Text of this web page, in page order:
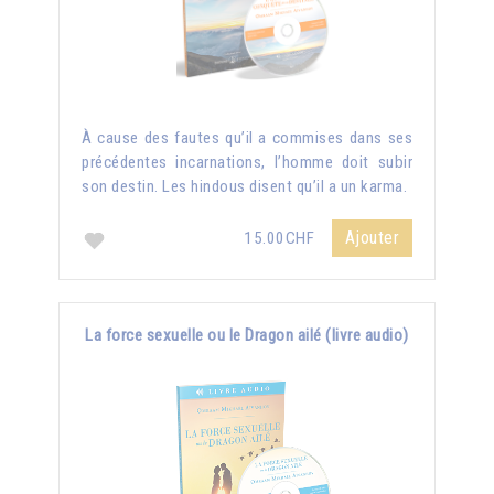
À cause des fautes qu’il a commises dans ses
précédentes incarnations, l’homme doit subir
son destin. Les hindous disent qu’il a un karma.
15.00CHF Ajouter
La force sexuelle ou le Dragon ailé (livre audio)